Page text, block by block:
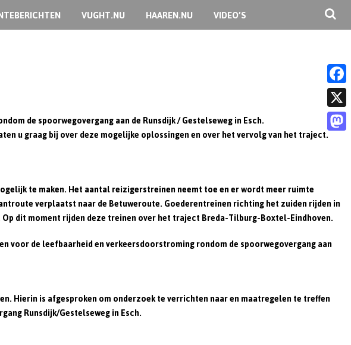
VUGHT.NU HAAREN.NU VIDEO’S
de spoorwegovergang aan de Runsdijk / Gestelseweg in Esch.
u graag bij over deze mogelijke oplossingen en over het vervolg van het traject.
te maken. Het aantal reizigerstreinen neemt toe en er wordt meer ruimte
verplaatst naar de Betuweroute. Goederentreinen richting het zuiden rijden in
dit moment rijden deze treinen over het traject Breda-Tilburg-Boxtel-Eindhoven.
de leefbaarheid en verkeersdoorstroming rondom de spoorwegovergang aan
Hierin is afgesproken om onderzoek te verrichten naar en maatregelen te treffen
Runsdijk/Gestelseweg in Esch.
F
a
c
o
X
M
o